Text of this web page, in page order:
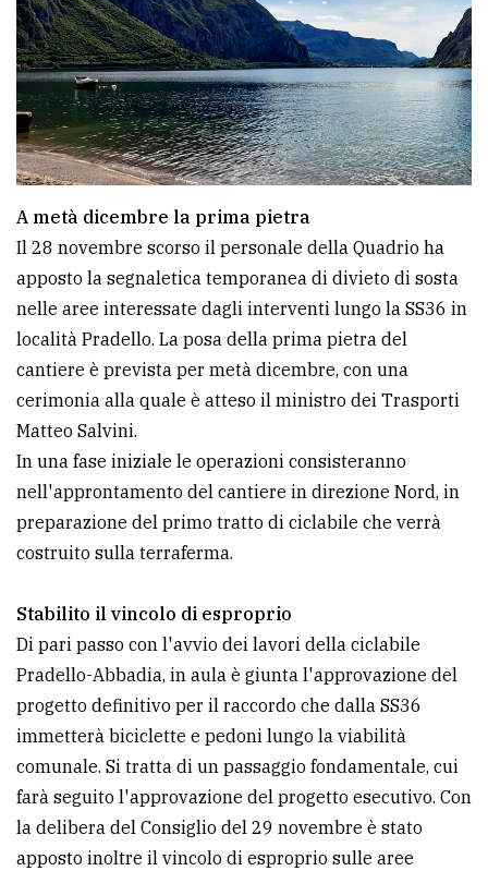
PRIVACY
Privacy
Cookie
policy
A metà dicembre la prima pietra
Il 28 novembre scorso il personale della Quadrio ha
apposto la segnaletica temporanea di divieto di sosta
nelle aree interessate dagli interventi lungo la SS36 in
località Pradello. La posa della prima pietra del
cantiere è prevista per metà dicembre, con una
cerimonia alla quale è atteso il ministro dei Trasporti
Matteo Salvini.
In una fase iniziale le operazioni consisteranno
nell'approntamento del cantiere in direzione Nord, in
preparazione del primo tratto di ciclabile che verrà
costruito sulla terraferma.
Stabilito il vincolo di esproprio
Di pari passo con l'avvio dei lavori della ciclabile
Pradello-Abbadia, in aula è giunta l'approvazione del
progetto definitivo per il raccordo che dalla SS36
immetterà biciclette e pedoni lungo la viabilità
comunale. Si tratta di un passaggio fondamentale, cui
farà seguito l'approvazione del progetto esecutivo. Con
la delibera del Consiglio del 29 novembre è stato
apposto inoltre il vincolo di esproprio sulle aree